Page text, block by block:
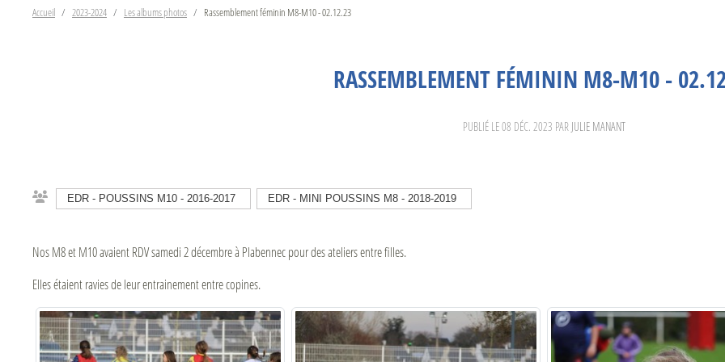
Accueil 2023-2024 Les albums photos Rassemblement féminin M8-M10 - 02.12.23
RASSEMBLEMENT FÉMININ M8-M10 -
PUBLIÉ LE08 DÉC. 2023 PAR JULIE MANANT
EDR - POUSSINS M10 - 2016-2017 EDR - MINI POUSSINS M8 - 2018-2019
Nos M8 et M10 avaient RDV samedi 2 décembre à Plabennec pour des ateliers entre filles.
Elles étaient ravies de leur entrainement entre copines.